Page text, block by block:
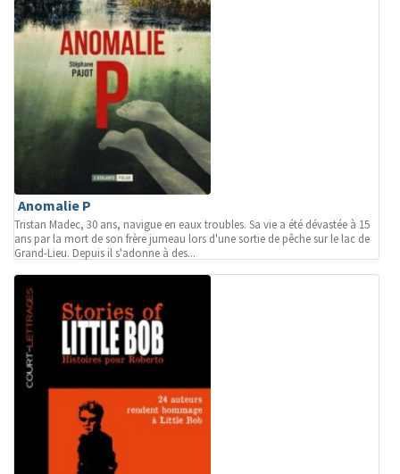
Anomalie P
Tristan Madec, 30 ans, navigue en eaux troubles. Sa vie a été dévastée à 15
ans par la mort de son frère jumeau lors d'une sortie de pêche sur le lac de
Grand-Lieu. Depuis il s'adonne à des...